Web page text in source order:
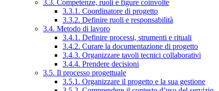
3.3. Competenze, ruoli e figure coinvolte
3.3.1. Coordinatore di progetto
3.3.2. Definire ruoli e responsabilità
3.4. Metodo di lavoro
3.4.1. Definire processi, strumenti e rituali
3.4.2. Curare la documentazione di progetto
3.4.3. Organizzare tavoli tecnici collaborativi
3.4.4. Prendere decisioni
3.5. Il processo progettuale
3.5.1. Organizzare il progetto e la sua gestione